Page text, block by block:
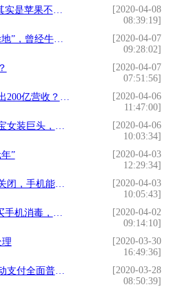
影里的坏人用iPhone
[2020-04-08
08:39:19]
后，好一招“回马枪”
[2020-04-07
09:28:02]
[2020-04-07
07:51:56]
收？究竟如何做到
[2020-04-06
11:47:00]
商学院写进教学案例
[2020-04-06
10:03:34]
”
[2020-04-03
12:29:34]
内存，你不会不知道吧
[2020-04-03
10:05:43]
视频购机更安全
[2020-04-02
09:14:10]
[2020-03-30
16:49:36]
及，国外赶不上了
[2020-03-28
08:50:39]